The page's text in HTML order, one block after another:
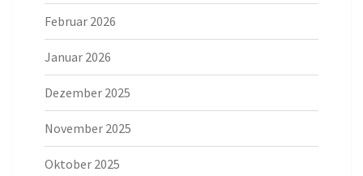
Februar 2026
Januar 2026
Dezember 2025
November 2025
Oktober 2025